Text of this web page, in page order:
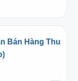
Bán Hàng Thu